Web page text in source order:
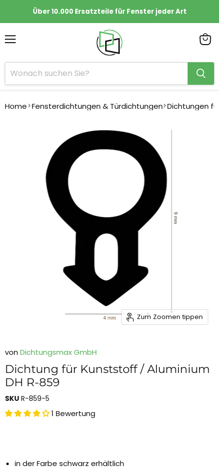
Über 10.000 Ersatzteile für Fenster jeder Art
Home Fensterdichtungen & Türdichtungen Dichtungen
Zum Zoomen tippen
von Dichtungsmax GmbH
Dichtung für Kunststoff / Aluminium
DH R-859
SKU R-859-5
1 Bewertung
in der Farbe schwarz erhältlich